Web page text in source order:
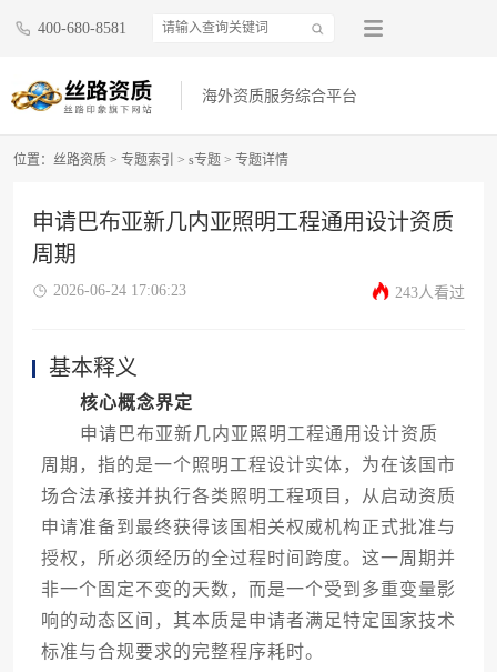
400-680-8581
海外资质服务综合平台
位置： 丝路资质 > 专题索引 > s专题 > 专题详情
申请巴布亚新几内亚照明工程通用设计资质
周期
2026-06-24 17:06:23 243人看过
基本释义
核心概念界定
申请巴布亚新几内亚照明工程通用设计资质
周期，指的是一个照明工程设计实体，为在该国市
场合法承接并执行各类照明工程项目，从启动资质
申请准备到最终获得该国相关权威机构正式批准与
授权，所必须经历的全过程时间跨度。这一周期并
非一个固定不变的天数，而是一个受到多重变量影
响的动态区间，其本质是申请者满足特定国家技术
标准与合规要求的完整程序耗时。